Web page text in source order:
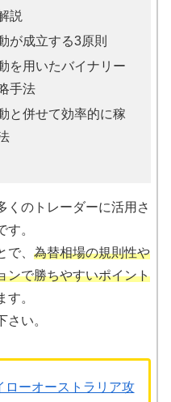
説
が成立する3原則
を用いたバイナリー
手法
と併せて効率的に稼
くのトレーダーに活用さ
。
、 為替相場の規則性や
ンで勝ちやすいポイント
。
い。
ローオーストラリア攻